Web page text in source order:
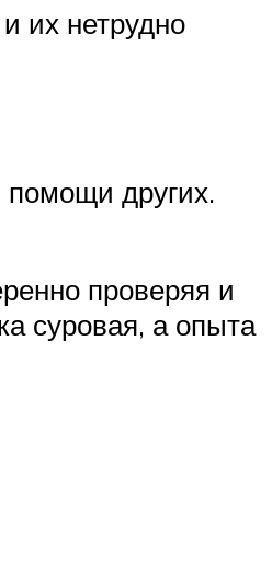
их нетрудно
помощи других.
проверяя и
суровая, а опыта